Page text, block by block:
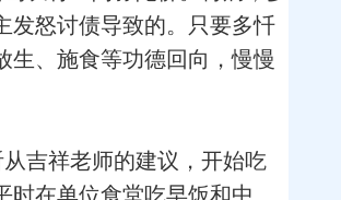
发怒讨债导致的。只要多忏
生、施食等功德回向，慢慢
吉祥老师的建议，开始吃
时在单位食堂吃早饭和中